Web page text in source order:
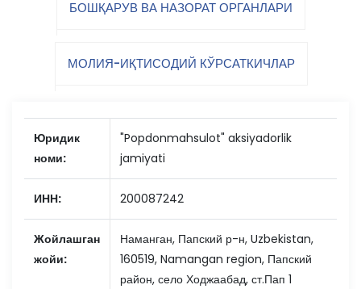
БОШҚАРУВ ВА НАЗОРАТ ОРГАНЛАРИ
МОЛИЯ-ИҚТИСОДИЙ КЎРСАТКИЧЛАР
Юридик
номи:
"Popdonmahsulot" aksiyadorlik
jamiyati
ИНН: 200087242
Жойлашган
жойи:
Наманган, Папский р-н, Uzbekistan,
160519, Namangan region, Папский
район, село Ходжаабад, ст.Пап 1